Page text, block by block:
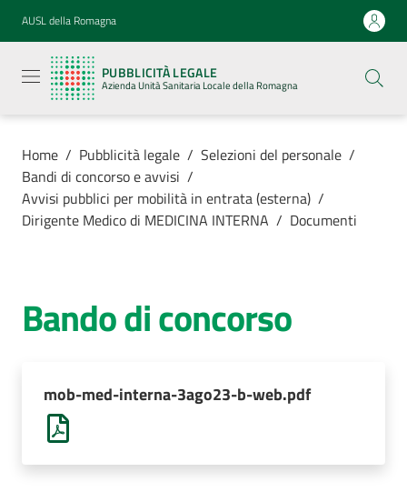
Vai al contenuto
Vai alla navigazione
Vai al footer
AUSL della Romagna
PUBBLICITÀ LEGALE
Azienda Unità Sanitaria Locale della Romagna
legale
Azienda
Unità
Locale della
Servizi
AUSL
Home / Pubblicità legale / Selezioni del personale /
Bandi di concorso e avvisi /
Avvisi pubblici per mobilità in entrata (esterna) /
Dirigente Medico di MEDICINA INTERNA / Documenti
Bando di concorso
mob-med-interna-3ago23-b-web.pdf